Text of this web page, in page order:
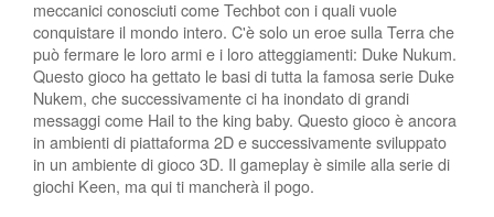
meccanici conosciuti come Techbot con i quali vuole
conquistare il mondo intero. C'è solo un eroe sulla Terra che
può fermare le loro armi e i loro atteggiamenti: Duke Nukum.
Questo gioco ha gettato le basi di tutta la famosa serie Duke
Nukem, che successivamente ci ha inondato di grandi
messaggi come Hail to the king baby. Questo gioco è ancora
in ambienti di piattaforma 2D e successivamente sviluppato
in un ambiente di gioco 3D. Il gameplay è simile alla serie di
giochi Keen, ma qui ti mancherà il pogo.